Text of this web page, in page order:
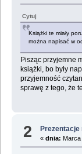
Cytuj
Książki te miały
można napisać w
Pisząc przyjemne
książki, bo były
przyjemność
sprawę z tego, że
2 Prezentacje
«dnia: Marca